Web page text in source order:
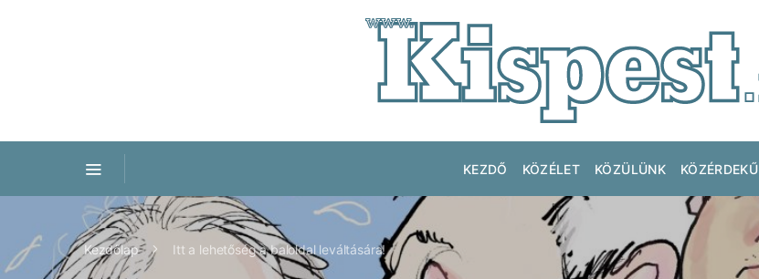
KEZDŐ KÖZÉLET KÖZÜLÜNK KÖZÉRDEKŰ
Kezdőlap Itt a lehetőség a baloldal leváltására!